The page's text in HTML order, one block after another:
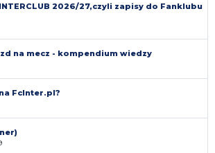
INTERCLUB 2026/27,czyli zapisy do Fanklubu
na mecz - kompendium wiedzy
FcInter.pl?